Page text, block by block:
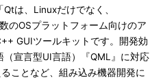
は、Linuxだけでなく、
のOSプラットフォーム向けのア
GUIツールキットです。開発効
宣言型UI言語）『QML』に対応
ことなど、組み込み機器開発に